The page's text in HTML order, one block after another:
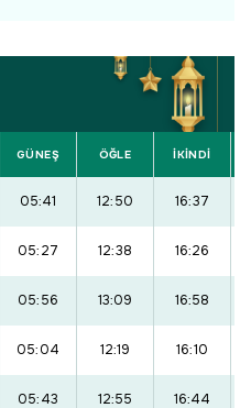
GÜNEŞ ÖĞLE İKİNDİ
05:41 12:50 16:37
05:27 12:38 16:26
05:56 13:09 16:58
05:04 12:19 16:10
05:43 12:55 16:44